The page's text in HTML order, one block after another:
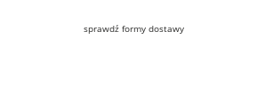
sprawdź formy dostawy